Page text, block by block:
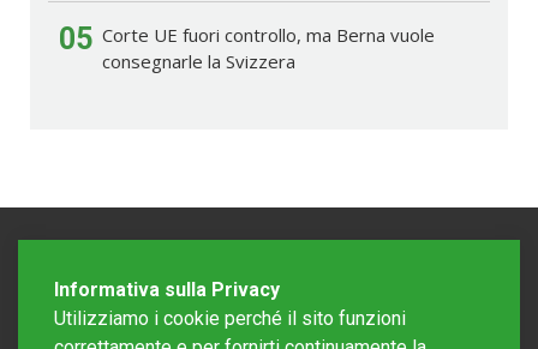
05 Corte UE fuori controllo, ma Berna vuole
consegnarle la Svizzera
Informativa sulla Privacy
Utilizziamo i cookie perché il sito funzioni